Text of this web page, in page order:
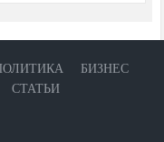
БИЗНЕС
СТАТЬИ